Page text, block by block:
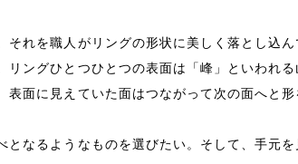
れを職人がリングの形状に美しく落とし込
ングひとつひとつの表面は「峰」といわれ
面に見えていた面はつながって次の面へと
なるようなものを選びたい。そして、手元